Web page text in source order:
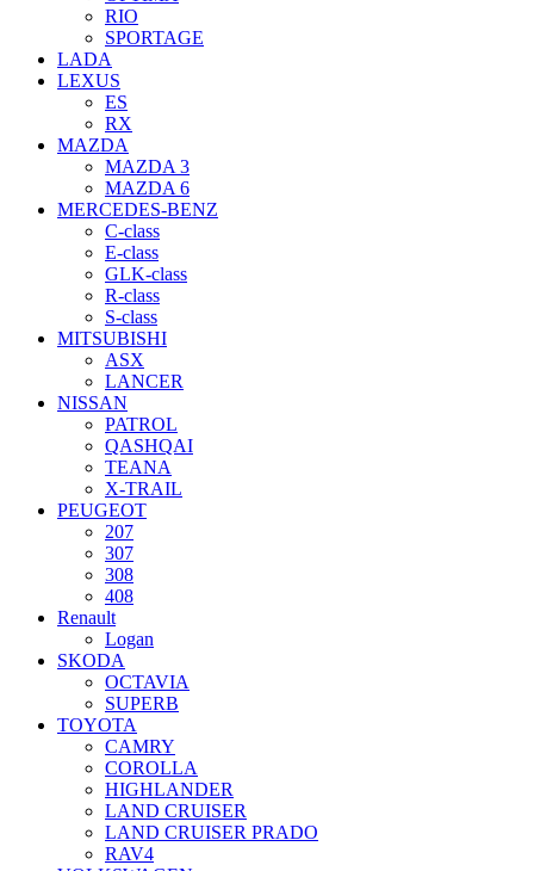
RIO
SPORTAGE
LADA
LEXUS
ES
RX
MAZDA
MAZDA 3
MAZDA 6
MERCEDES-BENZ
C-class
E-class
GLK-class
R-class
S-class
MITSUBISHI
ASX
LANCER
NISSAN
PATROL
QASHQAI
TEANA
X-TRAIL
PEUGEOT
207
307
308
408
Renault
Logan
SKODA
OCTAVIA
SUPERB
TOYOTA
CAMRY
COROLLA
HIGHLANDER
LAND CRUISER
LAND CRUISER PRADO
RAV4